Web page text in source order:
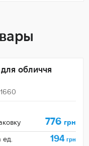
обличчя
776 грн
ед. 194 грн